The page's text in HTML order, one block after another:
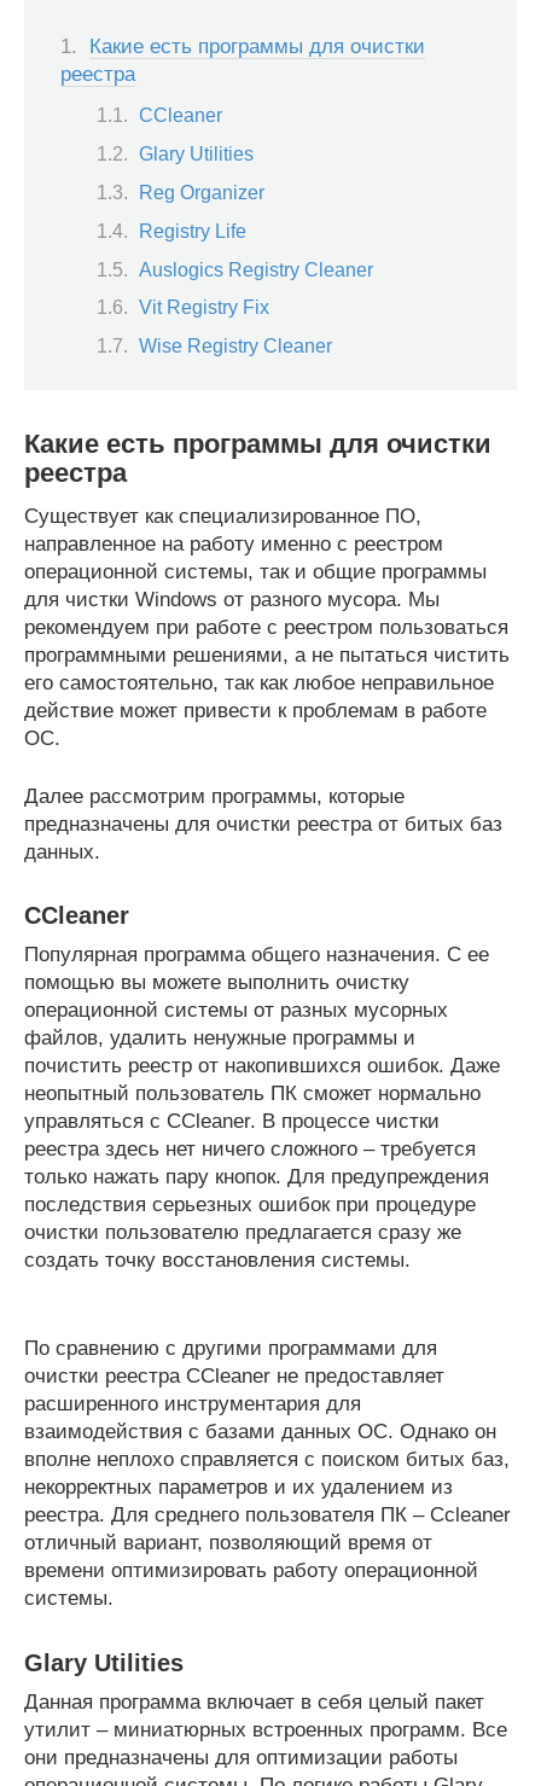
Какие есть программы для очистки
реестра
CCleaner
Glary Utilities
Reg Organizer
Registry Life
Auslogics Registry Cleaner
Vit Registry Fix
Wise Registry Cleaner
Какие есть программы для очистки
реестра
Существует как специализированное ПО,
направленное на работу именно с реестром
операционной системы, так и общие программы
для чистки Windows от разного мусора. Мы
рекомендуем при работе с реестром пользоваться
программными решениями, а не пытаться чистить
его самостоятельно, так как любое неправильное
действие может привести к проблемам в работе
ОС.
Далее рассмотрим программы, которые
предназначены для очистки реестра от битых баз
данных.
CCleaner
Популярная программа общего назначения. С ее
помощью вы можете выполнить очистку
операционной системы от разных мусорных
файлов, удалить ненужные программы и
почистить реестр от накопившихся ошибок. Даже
неопытный пользователь ПК сможет нормально
управляться с CCleaner. В процессе чистки
реестра здесь нет ничего сложного – требуется
только нажать пару кнопок. Для предупреждения
последствия серьезных ошибок при процедуре
очистки пользователю предлагается сразу же
создать точку восстановления системы.
По сравнению с другими программами для
очистки реестра CCleaner не предоставляет
расширенного инструментария для
взаимодействия с базами данных ОС. Однако он
вполне неплохо справляется с поиском битых баз,
некорректных параметров и их удалением из
реестра. Для среднего пользователя ПК – Ccleaner
отличный вариант, позволяющий время от
времени оптимизировать работу операционной
системы.
Glary Utilities
Данная программа включает в себя целый пакет
утилит – миниатюрных встроенных программ. Все
они предназначены для оптимизации работы